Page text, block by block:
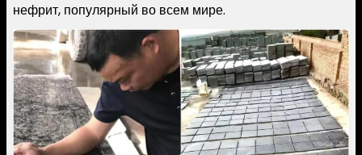
нефрит, популярный во всем мире.